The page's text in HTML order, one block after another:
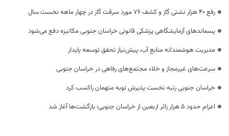
رفع 40 هزار نشتی گاز و کشف 76 مورد سرقت گاز در چهار ماهه نخست سال
پسماندهای آزمایشگاهی پزشکی قانونی خراسان جنوبی مکانیزه دفع می‌شود
مدیریت هوشمندانه منابع آب، پیش‌نیاز تحقق توسعه پایدار
سرعت‌های غیرمجاز و خلاء مجتمع‌های رفاهی در خراسان جنوبی
خراسان جنوبی رتبه نخست پذیرش توبه متهمان راکسب کرد
اعزام حدود 5 هزار زائر اربعین از خراسان جنوبی؛ بازگشت‌ها آغاز شد